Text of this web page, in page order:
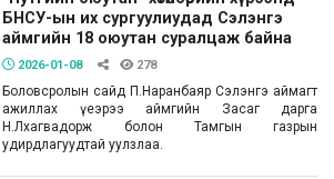
БНСУ-ын их сургуулиудад Сэлэнгэ
аймгийн 18 оюутан суралцаж байна
2026-01-08 278
Боловсролын сайд П.Наранбаяр Сэлэнгэ аймагт
ажиллах үеэрээ аймгийн Засаг дарга
Н.Лхагвадорж болон Тамгын газрын
удирдлагуудтай уулзлаа.